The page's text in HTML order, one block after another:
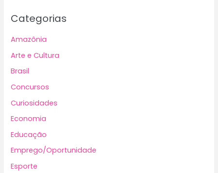
Categorias
Amazônia
Arte e Cultura
Brasil
Concursos
Curiosidades
Economia
Educação
Emprego/Oportunidade
Esporte